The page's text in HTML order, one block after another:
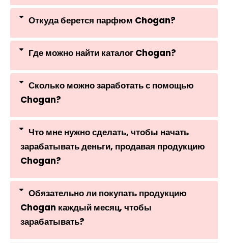
Откуда берется парфюм Chogan?
Где можно найти каталог Chogan?
Сколько можно заработать с помощью
Chogan?
Что мне нужно сделать, чтобы начать
зарабатывать деньги, продавая продукцию
Chogan?
Обязательно ли покупать продукцию
Chogan каждый месяц, чтобы
зарабатывать?